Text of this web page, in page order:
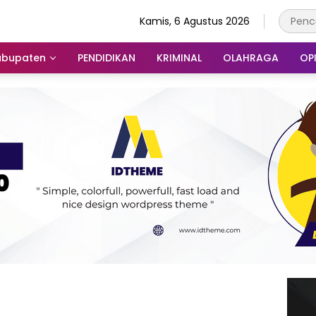
Kamis, 6 Agustus 2026
PENDIDIKAN KRIMINAL OLAHRAGA